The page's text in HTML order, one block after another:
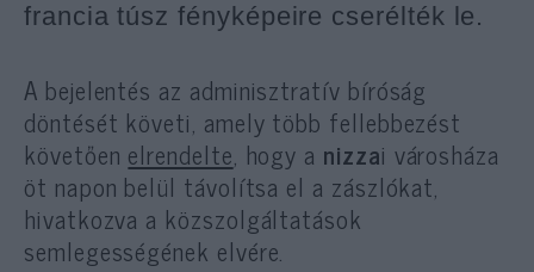
francia túsz fényképeire cserélték le.
A bejelentés az adminisztratív bíróság
döntését követi, amely több fellebbezést
követően elrendelte, hogy a nizzai városháza
öt napon belül távolítsa el a zászlókat,
hivatkozva a közszolgáltatások
semlegességének elvére.